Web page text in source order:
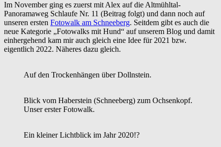
Im November ging es zuerst mit Alex auf die Altmühltal-
Panoramaweg Schlaufe Nr. 11 (Beitrag folgt) und dann noch auf
unseren ersten Fotowalk am Schneeberg. Seitdem gibt es auch die
neue Kategorie „Fotowalks mit Hund“ auf unserem Blog und damit
einhergehend kam mir auch gleich eine Idee für 2021 bzw.
eigentlich 2022. Näheres dazu gleich.
Auf den Trockenhängen über Dollnstein.
Blick vom Haberstein (Schneeberg) zum Ochsenkopf.
Unser erster Fotowalk.
Ein kleiner Lichtblick im Jahr 2020!?